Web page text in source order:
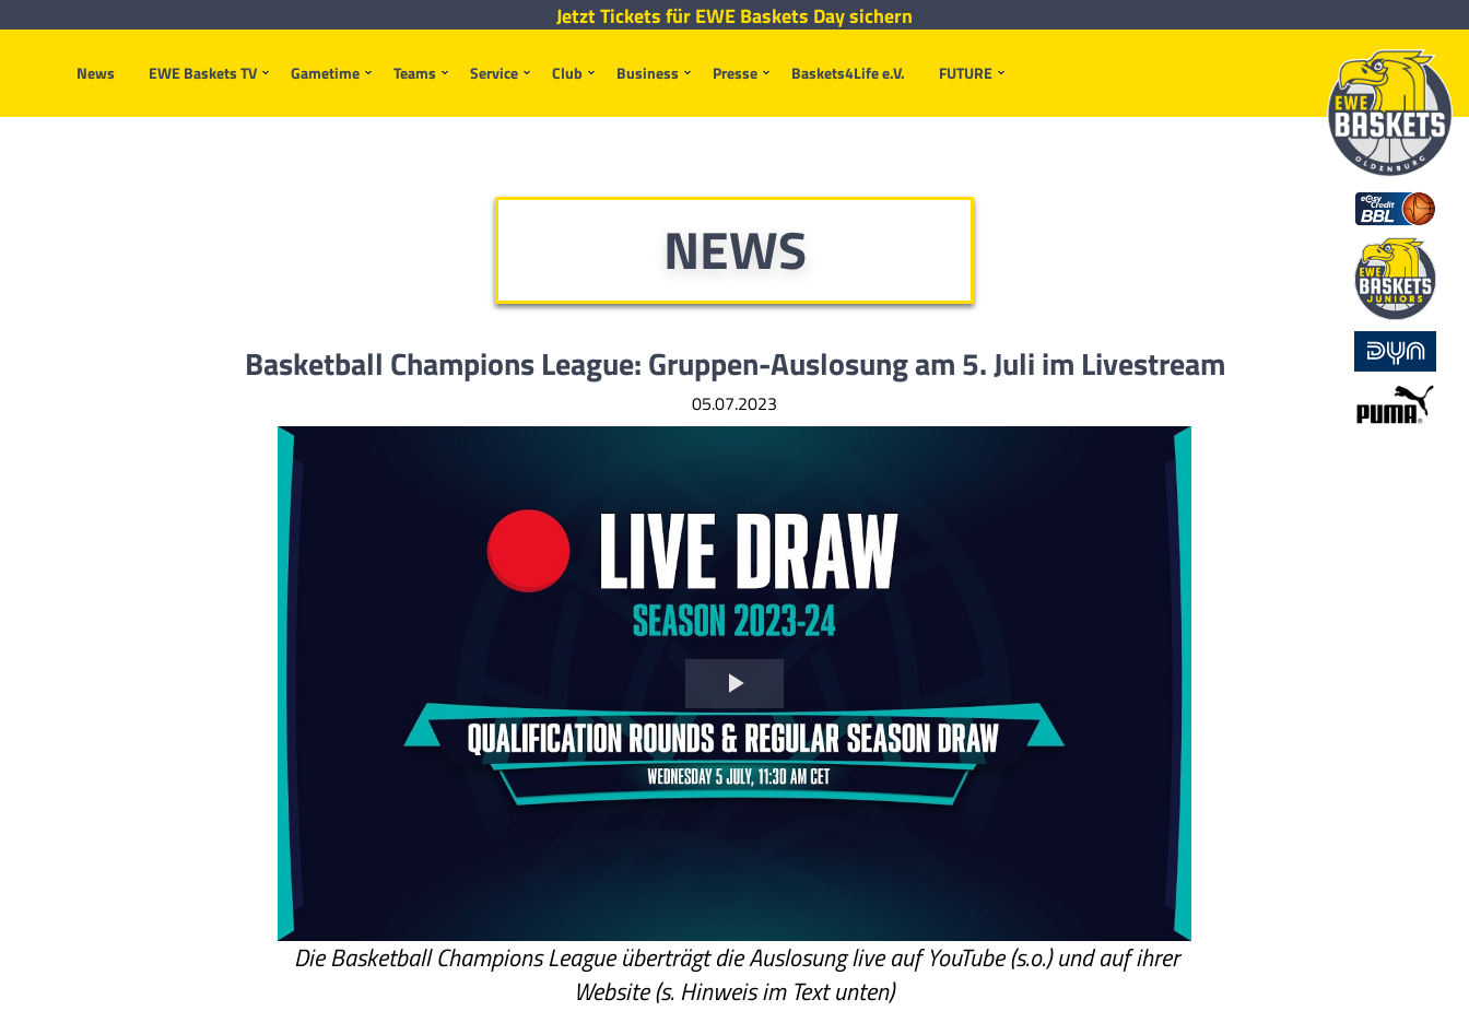
News EWE Baskets TV Gametime Teams Service Club Business Presse Baskets4Life e.V. FUTURE
Jetzt Tickets für EWE Baskets Day sichern
NEWS
Basketball Champions League: Gruppen-Auslosung am 5. Juli im Livestream
05.07.2023
Video
abspielen
Die Basketball Champions League überträgt die Auslosung live auf YouTube (s.o.) und auf ihrer
Website (s. Hinweis im Text unten)